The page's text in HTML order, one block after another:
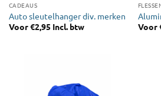
CADEAUS
Auto sleutelhanger div. merken
Voor€2,95 Incl. btw
Voor